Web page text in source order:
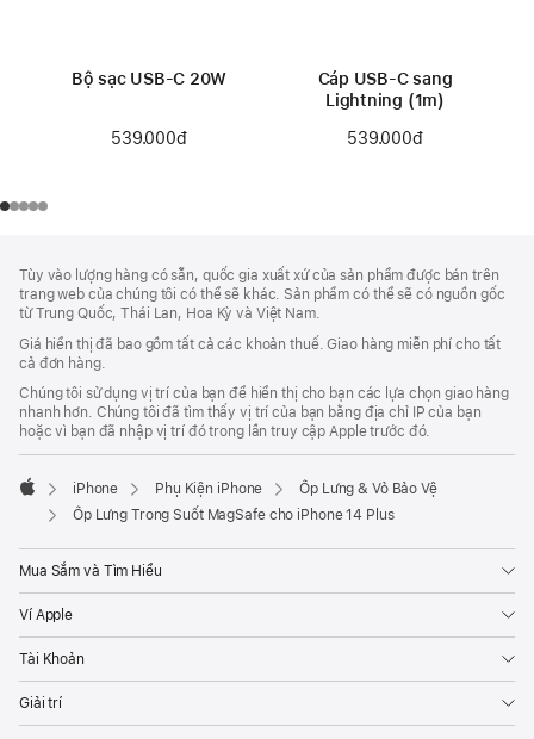
Bộ sạc USB-C 20W
539.000đ
Cáp USB-C sang
Lightning (1m)
539.000đ
Thích
Chân
Trang
thích
Tùy vào lượng hàng có sẵn, quốc gia xuất xứ của sản phẩm được bán trên
trang web của chúng tôi có thể sẽ khác. Sản phẩm có thể sẽ có nguồn gốc
từ Trung Quốc, Thái Lan, Hoa Kỳ và Việt Nam.
Giá hiển thị đã bao gồm tất cả các khoản thuế. Giao hàng miễn phí cho tất
cả đơn hàng.
Chúng tôi sử dụng vị trí của bạn để hiển thị cho bạn các lựa chọn giao hàng
nhanh hơn. Chúng tôi đã tìm thấy vị trí của bạn bằng địa chỉ IP của bạn
hoặc vì bạn đã nhập vị trí đó trong lần truy cập Apple trước đó.
Apple
iPhone Phụ Kiện iPhone
Ốp Lưng & Vỏ Bảo Vệ
Ốp Lưng Trong Suốt MagSafe cho iPhone 14 Plus
Mua Sắm và Tìm Hiểu
Ví Apple
Tài Khoản
Giải trí